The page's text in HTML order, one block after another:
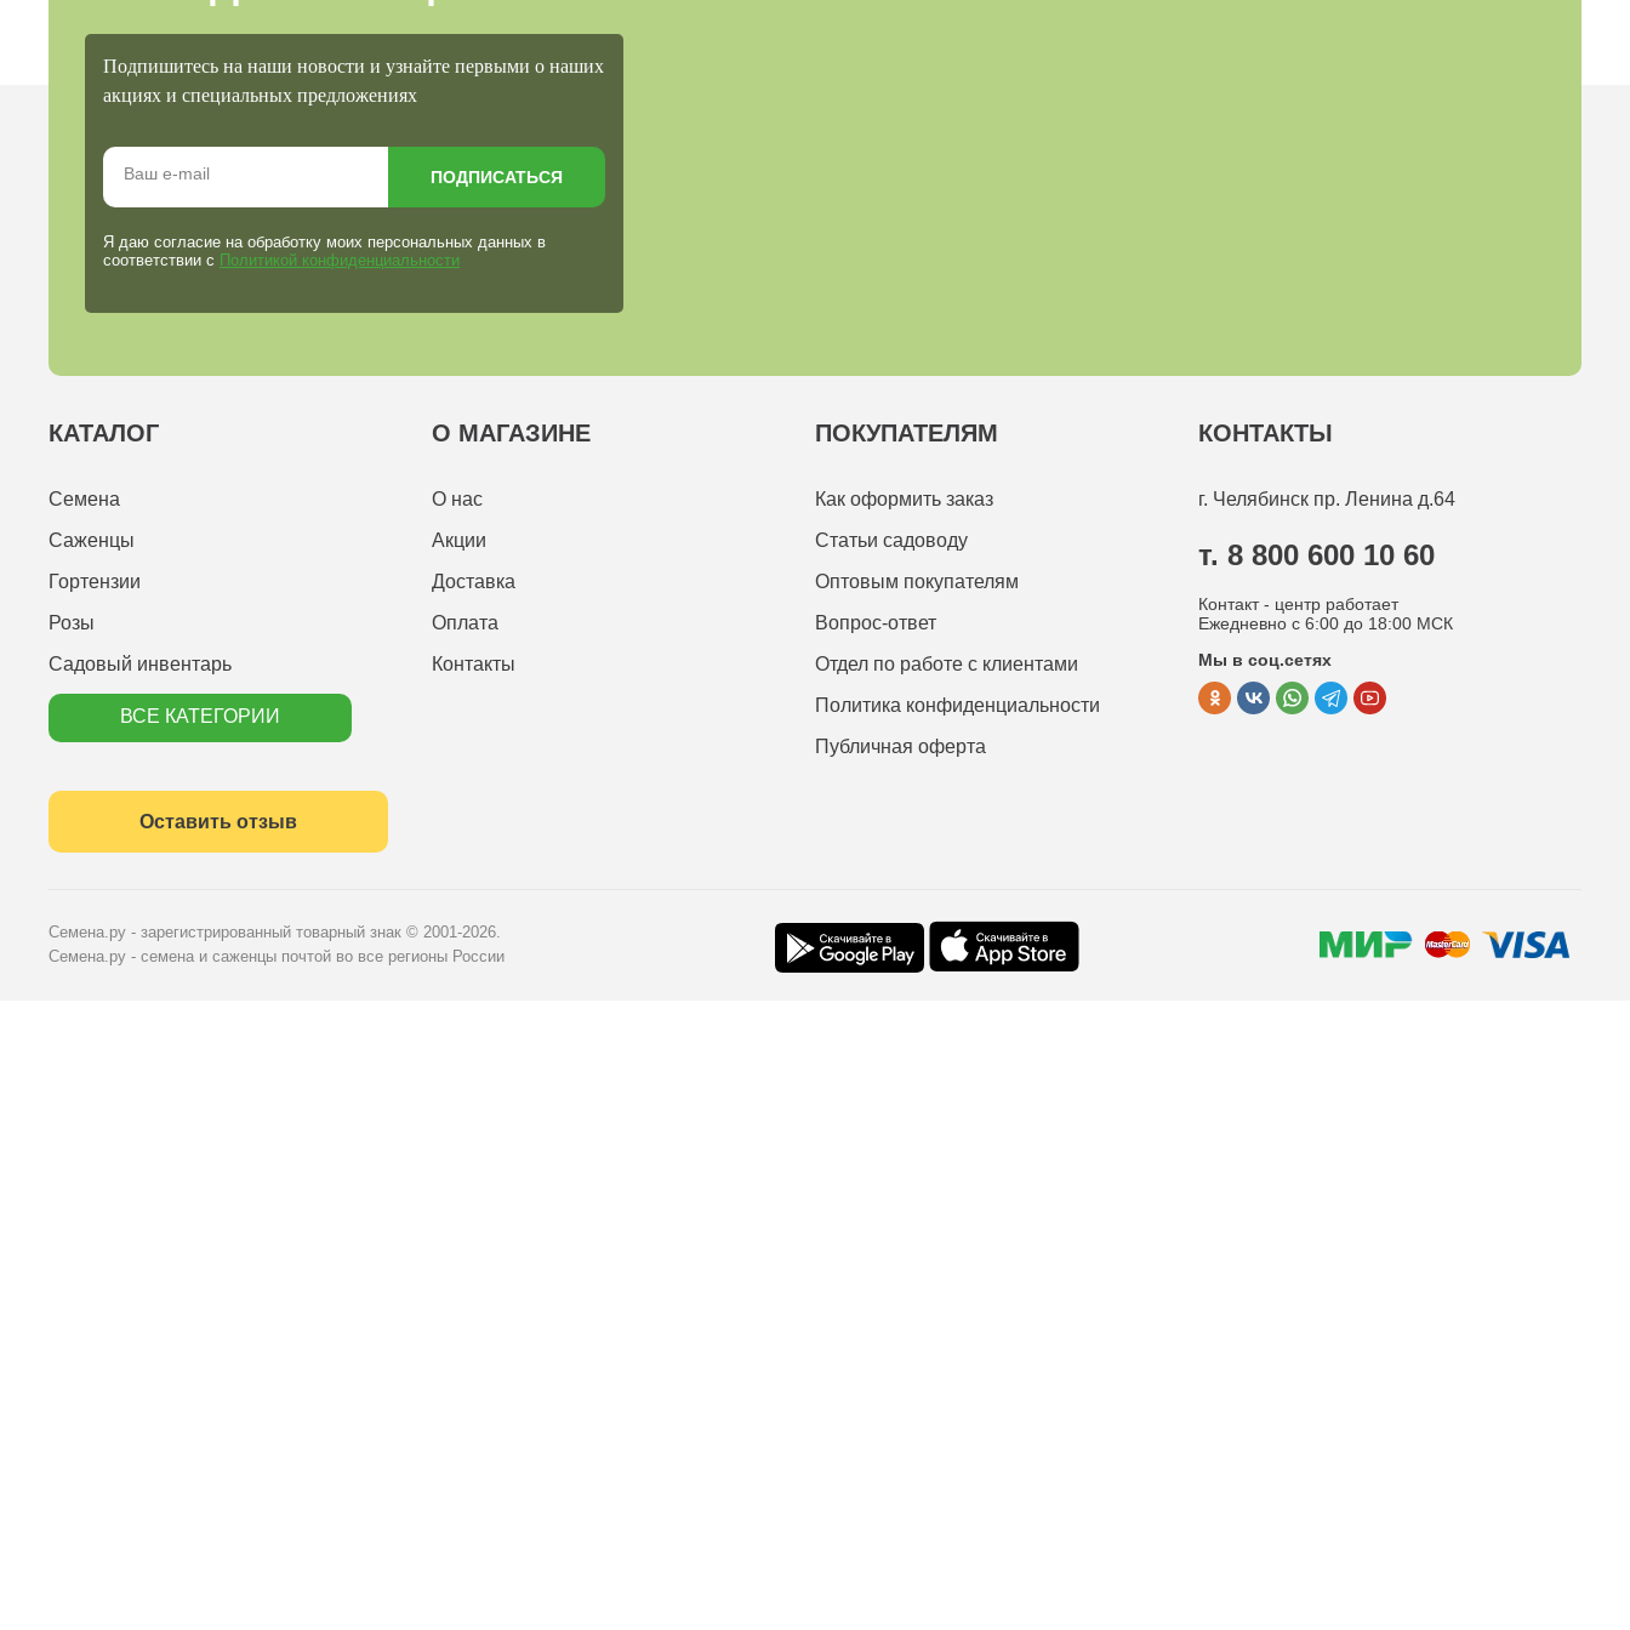
Подпишитесь на наши новости и узнайте первыми о наших
акциях и специальных предложениях
Я даю согласие на обработку моих персональных данных в
соответствии с Политикой конфиденциальности
ПОДПИСАТЬСЯ
КАТАЛОГ
Семена
Саженцы
Гортензии
Розы
Садовый инвентарь
ВСЕ КАТЕГОРИИ
О МАГАЗИНЕ
О нас
Акции
Доставка
Оплата
Контакты
ПОКУПАТЕЛЯМ
Как оформить заказ
Статьи садоводу
Оптовым покупателям
Вопрос-ответ
Отдел по работе с клиентами
Политика конфиденциальности
Публичная оферта
КОНТАКТЫ
г. Челябинск пр. Ленина д.64
т. 8 800 600 10 60
Контакт - центр работает
Ежедневно с 6:00 до 18:00 МСК
Мы в соц.сетях
Оставить отзыв
Семена.ру - зарегистрированный товарный знак © 2001-2026.
Семена.ру - семена и саженцы почтой во все регионы России